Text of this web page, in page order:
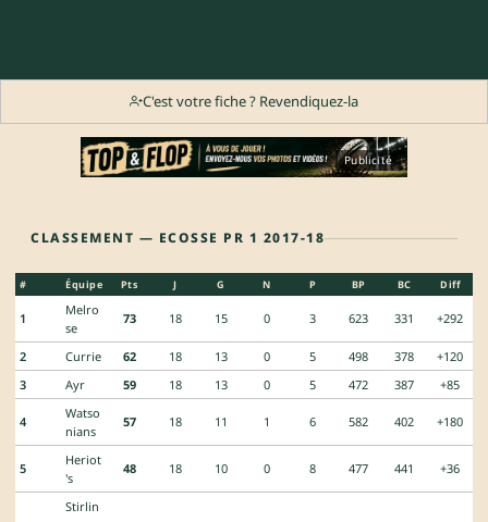
C'est votre fiche ? Revendiquez-la
Publicité
CLASSEMENT — ECOSSE PR 1 2017-18
# Équipe Pts J G N P BP BC Diff
1
Melro
se
73 18 15 0 3 623 331 +292
2 Currie 62 18 13 0 5 498 378
+120
3
Ayr 59 18 13 0 5 472 387 +85
4
Watso
nians
57 18 11 1 6 582 402 +180
5
Heriot
's
48 18 10 0 8 477 441 +36
Stirlin